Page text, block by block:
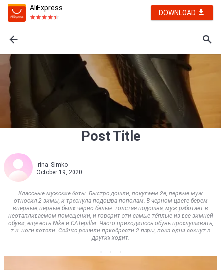
AliExpress
DOWNLOAD
Post Title
Irina_Simko
October 19, 2020
Классные мужские боты. Быстро дошли, покупаем 2е, первые муж
относил 2 зимы, и треснула подошва пополам. В черном цвете берем
впервые, первые были черно белые. толстая подошва, муж работает в
неотапливаемом помещении, и говорит эти самые тёплые из все зимней
обуви, еще есть Nike и CATepillar. Часто приходилось обувь прослушивать,
т.к. ноги потели. Сейчас решили приобрести 2 пары, пока одни сохнут в
других ходит.